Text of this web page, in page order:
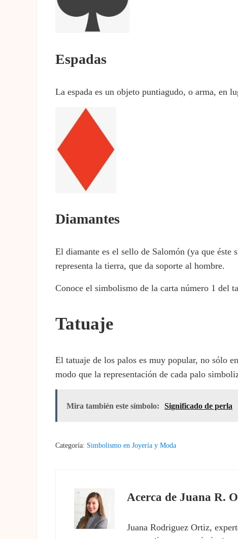
Espadas
La espada es un objeto puntiagudo, o arma, en
Diamantes
El diamante es el sello de Salomón (ya que
representa la tierra, que da soporte al hombre.
Conoce el simbolismo de la carta número 1 del
Tatuaje
El tatuaje de los palos es muy popular, no sólo
modo que la representación de cada palo
Mira también este símbolo: Significado de perla
Categoría: Simbolismo en Joyería y Moda
Acerca de Juana R.
Juana Rodriguez Ortiz,